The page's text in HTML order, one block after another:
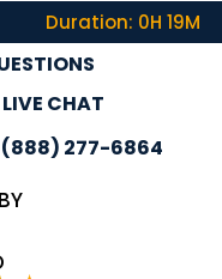
Duration: 0H 19M
LIVE CHAT
(888) 277-6864